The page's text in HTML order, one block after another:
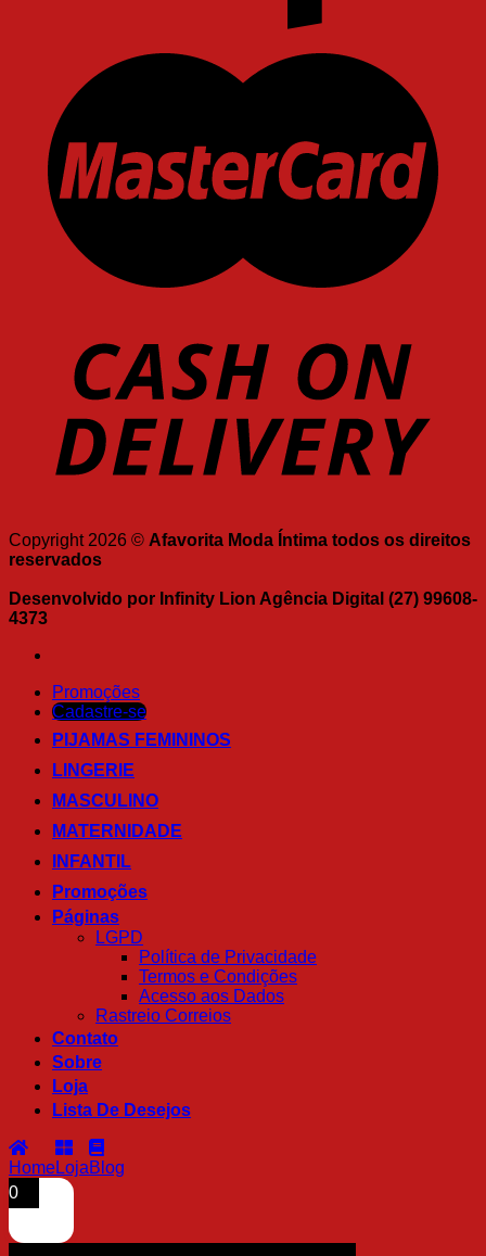
Copyright 2026 © Afavorita Moda Íntima todos os direitos
reservados
Desenvolvido por Infinity Lion Agência Digital (27) 99608-
4373
Promoções
Cadastre-se
PIJAMAS FEMININOS
LINGERIE
MASCULINO
MATERNIDADE
INFANTIL
Promoções
Páginas
LGPD
Política de Privacidade
Termos e Condições
Acesso aos Dados
Rastreio Correios
Contato
Sobre
Loja
Lista De Desejos
HomeLojaBlog
0